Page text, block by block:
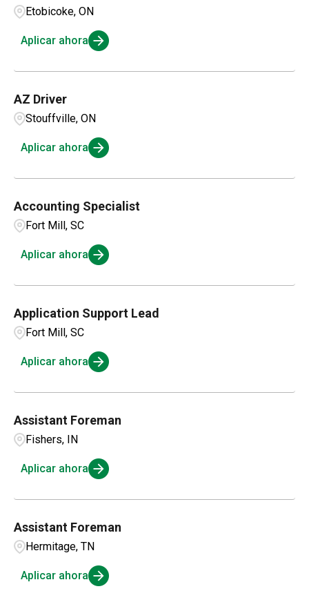
Etobicoke, ON
Aplicar ahora
AZ Driver
Stouffville, ON
Aplicar ahora
Accounting Specialist
Fort Mill, SC
Aplicar ahora
Application Support Lead
Fort Mill, SC
Aplicar ahora
Assistant Foreman
Fishers, IN
Aplicar ahora
Assistant Foreman
Hermitage, TN
Aplicar ahora